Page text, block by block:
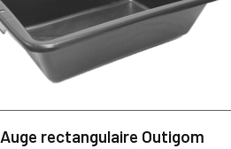
Auge rectangulaire Outigom